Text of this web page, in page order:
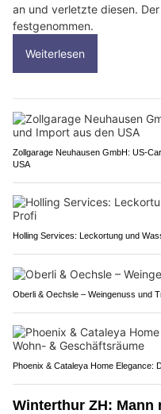
an und verletzte diesen.
festgenommen.
Weiterlesen
Zollgarage Neuhausen GmbH: US-
USA
Holling Services: Leckortung und
Oberli & Oechsle – Weingenuss und
Phoenix & Cataleya Home Elegance:
Winterthur ZH: Mann